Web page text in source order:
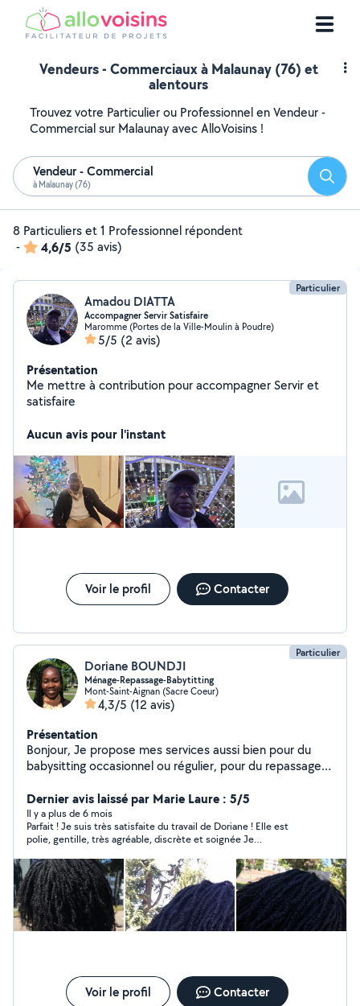
Vendeurs - Commerciaux à Malaunay (76) et
alentours
Trouvez votre Particulier ou Professionnel en Vendeur -
Commercial sur Malaunay avec AlloVoisins !
Vendeur - Commercial
à Malaunay (76)
8 Particuliers et 1 Professionnel répondent
-
4,6/5 (35 avis)
Particulier
Amadou DIATTA
Accompagner Servir Satisfaire
Maromme (Portes de la Ville-Moulin à Poudre)
5/5 (2 avis)
Présentation
Me mettre à contribution pour accompagner Servir et
satisfaire
Aucun avis pour l'instant
Voir le profil Contacter
Particulier
Doriane BOUNDJI
Ménage-Repassage-Babytitting
Mont-Saint-Aignan (Sacre Coeur)
4,3/5 (12 avis)
Présentation
Bonjour, Je propose mes services aussi bien pour du
babysitting occasionnel ou régulier, pour du repassage
encombrées. J'ai déjà effectué du babysitting dans mon
entourage, les enfants avaient entre 6mois et 12 ans. Et
j'ai fait du bénévolat auprès d'une jeune de 8ans pour
l'aide aux devoirs. Vous pouvez aussi me contacter pour
la coiffure protectrice des MINITWISTS à partir de 30
euros. Je suis plutôt responsable et rassurante.
N'hésitez pas à m'envoyer un message pour plus
d'informations.
Dernier avis laissé par Marie Laure : 5/5
Il y a plus de 6 mois
Parfait ! Je suis très satisfaite du travail de Doriane ! Elle est
polie, gentille, très agréable, discrète et soignée Je
Voir le profil Contacter